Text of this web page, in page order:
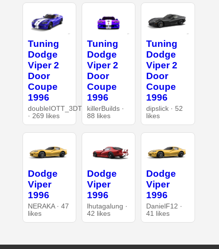
Tuning
Dodge
Viper 2
Door
Coupe
1996
doubleIOTT_3DT
· 269 likes
Tuning
Dodge
Viper 2
Door
Coupe
1996
killerBuilds ·
88 likes
Tuning
Dodge
Viper 2
Door
Coupe
1996
dipslick · 52
likes
Dodge
Viper
1996
NERAKA · 47
likes
Dodge
Viper
1996
lhutagalung ·
42 likes
Dodge
Viper
1996
DanielF12 ·
41 likes